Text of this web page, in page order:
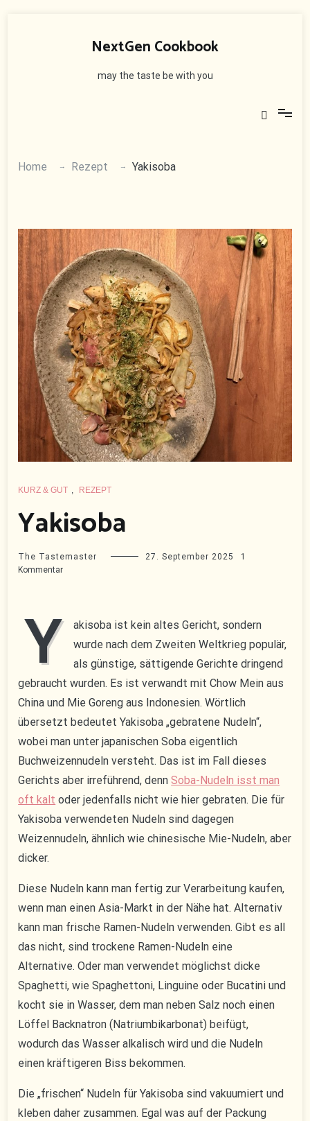
NextGen Cookbook
may the taste be with you
Home Rezept Yakisoba
KURZ & GUT , REZEPT
Yakisoba
The Tastemaster 27. September 2025
1
Kommentarzu
Y
akisoba ist kein altes Gericht, sondern
wurde nach dem Zweiten Weltkrieg populär,
als günstige, sättigende Gerichte dringend
gebraucht wurden. Es ist verwandt mit Chow Mein aus
China und Mie Goreng aus Indonesien. Wörtlich
übersetzt bedeutet Yakisoba „gebratene Nudeln“,
wobei man unter japanischen Soba eigentlich
Buchweizennudeln versteht. Das ist im Fall dieses
Gerichts aber irreführend, dennSoba-Nudeln isst man
oft kalt oder jedenfalls nicht wie hier gebraten. Die für
Yakisoba verwendeten Nudeln sind dagegen
Weizennudeln, ähnlich wie chinesische Mie-Nudeln, aber
dicker.
Diese Nudeln kann man fertig zur Verarbeitung kaufen,
wenn man einen Asia-Markt in der Nähe hat. Alternativ
kann man frische Ramen-Nudeln verwenden. Gibt es all
das nicht, sind trockene Ramen-Nudeln eine
Alternative. Oder man verwendet möglichst dicke
Spaghetti, wie Spaghettoni, Linguine oder Bucatini und
kocht sie in Wasser, dem man neben Salz noch einen
Löffel Backnatron (Natriumbikarbonat) beifügt,
wodurch das Wasser alkalisch wird und die Nudeln
einen kräftigeren Biss bekommen.
Die „frischen“ Nudeln für Yakisoba sind vakuumiert und
kleben daher zusammen. Egal was auf der Packung